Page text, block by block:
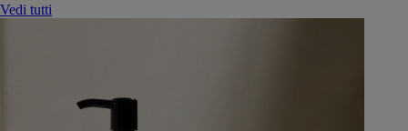
Vedi tutti